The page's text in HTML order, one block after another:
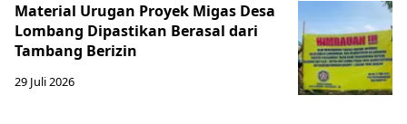
Material Urugan Proyek Migas Desa
Lombang Dipastikan Berasal dari
Tambang Berizin
29 Juli 2026